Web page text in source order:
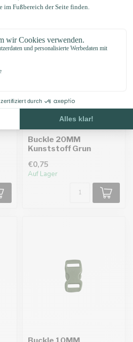
Buckle 20MM
Kunststoff Grun
€0,75
Auf Lager